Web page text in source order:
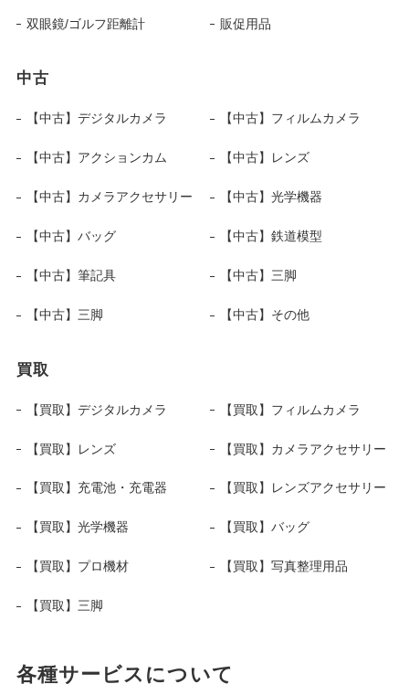
双眼鏡/ゴルフ距離計 販促用品
中古
【中古】デジタルカメラ 【中古】フィルムカメラ
【中古】アクションカム 【中古】レンズ
【中古】カメラアクセサリー 【中古】光学機器
【中古】バッグ 【中古】鉄道模型
【中古】筆記具 【中古】三脚
【中古】三脚 【中古】その他
買取
【買取】デジタルカメラ 【買取】フィルムカメラ
【買取】レンズ 【買取】カメラアクセサリー
【買取】充電池・充電器 【買取】レンズアクセサリー
【買取】光学機器 【買取】バッグ
【買取】プロ機材 【買取】写真整理用品
【買取】三脚
各種サービスについて